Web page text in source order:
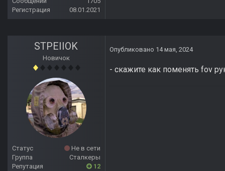
Регистрация
08.01.2021
STPEIIOK
Новичок
Статус
Не в сети
Группа
Сталкеры
Репутация
12
Опубликовано 14 мая, 2024
- скажите как поменять fov